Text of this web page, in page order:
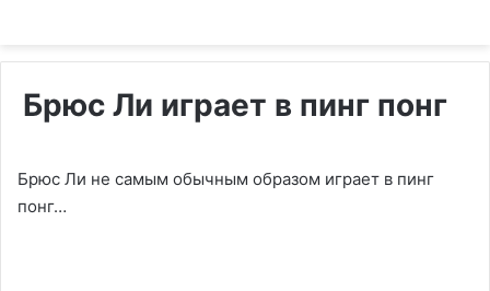
Брюс Ли играет в пинг понг
Брюс Ли не самым обычным образом играет в пинг
понг…